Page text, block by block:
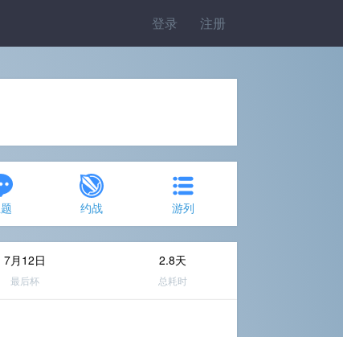
登录 注册
约战 游列
7月12日
最后杯
2.8天
总耗时